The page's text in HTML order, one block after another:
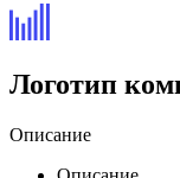
Логотип
Описание